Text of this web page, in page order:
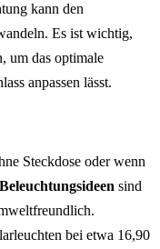
kann den
Es ist wichtig,
um das optimale
anpassen lässt.
Steckdose oder wenn
Beleuchtungsideen sind
bei etwa 16,90